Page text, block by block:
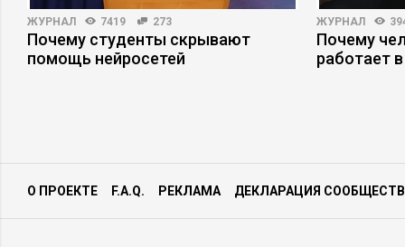
ЖУРНАЛ 7419 273
Почему студенты скрывают
помощь нейросетей
ЖУРНАЛ
Почему
работает
О ПРОЕКТЕ F.A.Q. РЕКЛАМА ДЕКЛАРАЦИЯ